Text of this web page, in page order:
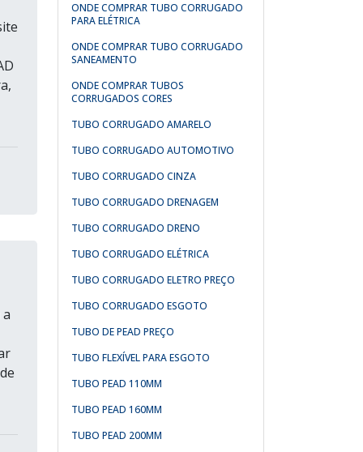
ONDE COMPRAR TUBO CORRUGADO
PARA ELÉTRICA
ONDE COMPRAR TUBO CORRUGADO
SANEAMENTO
ONDE COMPRAR TUBOS
CORRUGADOS CORES
TUBO CORRUGADO AMARELO
TUBO CORRUGADO AUTOMOTIVO
TUBO CORRUGADO CINZA
TUBO CORRUGADO DRENAGEM
TUBO CORRUGADO DRENO
TUBO CORRUGADO ELÉTRICA
TUBO CORRUGADO ELETRO PREÇO
TUBO CORRUGADO ESGOTO
TUBO DE PEAD PREÇO
TUBO FLEXÍVEL PARA ESGOTO
TUBO PEAD 110MM
TUBO PEAD 160MM
TUBO PEAD 200MM